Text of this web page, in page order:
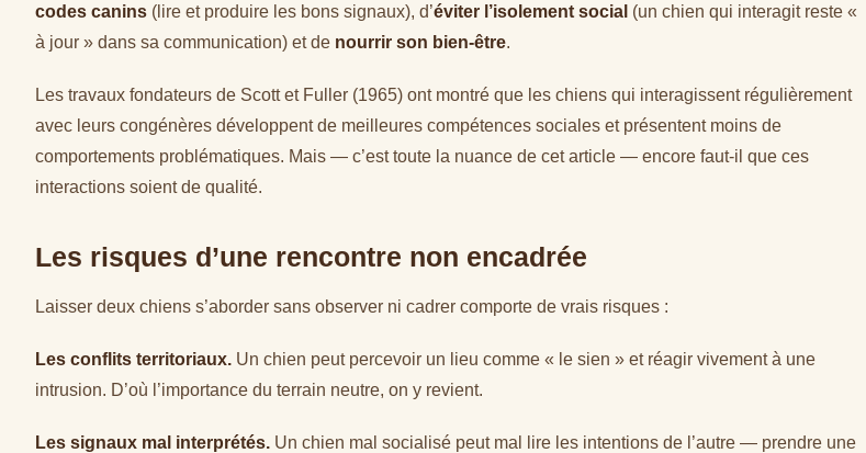
codes canins (lire et produire les bons signaux), d’éviter l’isolement social (un chien qui interagit reste «
à jour » dans sa communication) et de nourrir son bien-être.
Les travaux fondateurs de Scott et Fuller (1965) ont montré que les chiens qui interagissent régulièrement
avec leurs congénères développent de meilleures compétences sociales et présentent moins de
comportements problématiques. Mais — c’est toute la nuance de cet article — encore faut-il que ces
interactions soient de qualité.
Les risques d’une rencontre non encadrée
Laisser deux chiens s’aborder sans observer ni cadrer comporte de vrais risques :
Les conflits territoriaux. Un chien peut percevoir un lieu comme « le sien » et réagir vivement à une
intrusion. D’où l’importance du terrain neutre, on y revient.
Les signaux mal interprétés. Un chien mal socialisé peut mal lire les intentions de l’autre — prendre une